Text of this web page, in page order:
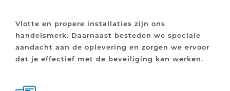
Vlotte en propere installaties zijn ons
handelsmerk. Daarnaast besteden we speciale
aandacht aan de oplevering en zorgen we ervoor
dat je effectief met de beveiliging kan werken.